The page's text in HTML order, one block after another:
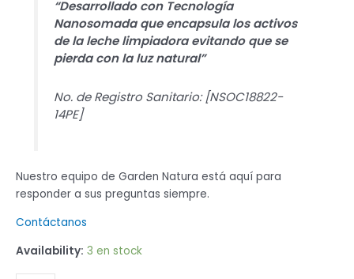
“Desarrollado con Tecnología
Nanosomada que encapsula los activos
de la leche limpiadora evitando que se
pierda con la luz natural”
No. de Registro Sanitario: [NSOC18822-
14PE]
Nuestro equipo de Garden Natura está aquí para
responder a sus preguntas siempre.
Contáctanos
Availability: 3 en stock